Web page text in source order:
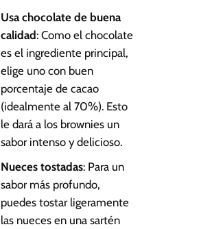
Usa chocolate de buena
calidad: Como el chocolate
es el ingrediente principal,
elige uno con buen
porcentaje de cacao
(idealmente al 70%). Esto
le dará a los brownies un
sabor intenso y delicioso.
Nueces tostadas: Para un
sabor más profundo,
puedes tostar ligeramente
las nueces en una sartén